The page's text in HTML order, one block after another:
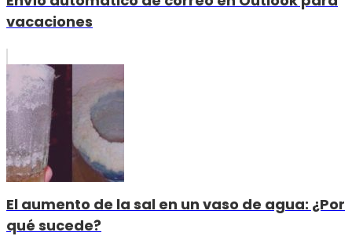
vacaciones
El aumento de la sal en un vaso de agua: ¿Por
qué sucede?